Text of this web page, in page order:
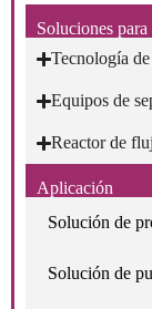
Soluciones
Tecnología
Equipos de
Reactor de
Aplicación
Solución de
Solución de